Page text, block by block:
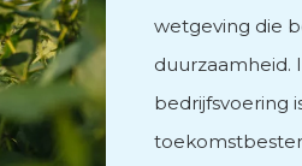
wetgeving die
duurzaamheid.
bedrijfsvoering